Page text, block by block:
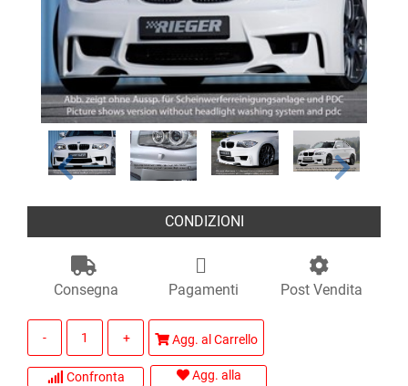
CONDIZIONI
Consegna Pagamenti Post Vendita
Agg. al Carrello
Confronta
Agg. alla